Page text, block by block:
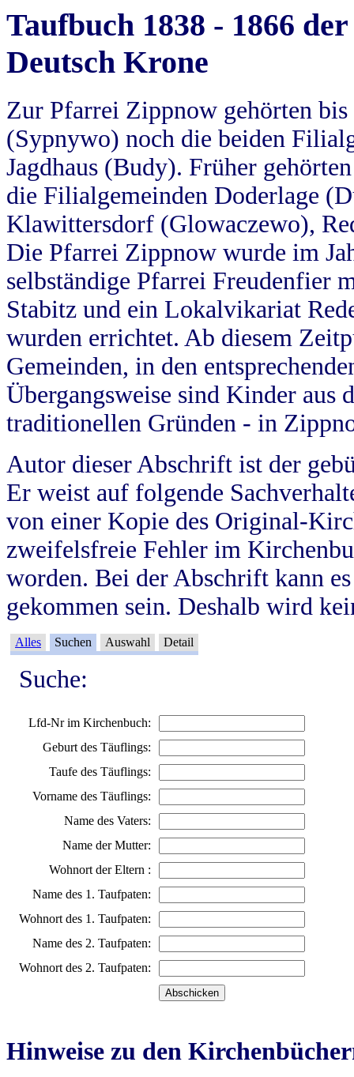
Taufbuch 1838 - 1866
Deutsch Krone
Zur Pfarrei Zippnow gehörten
(Sypnywo) noch die beiden
Jagdhaus (Budy). Früher
die Filialgemeinden Doderlage
Klawittersdorf (Glowaczewo),
Die Pfarrei Zippnow wurde im
selbständige Pfarrei Freudenfier
Stabitz und ein Lokalvikariat
wurden errichtet. Ab diesem
Gemeinden, in den
Übergangsweise sind Kinder aus
traditionellen Gründen - in
Autor dieser Abschrift ist der
Er weist auf folgende
von einer Kopie des Original-
zweifelsfreie Fehler im
worden. Bei der Abschrift kann
gekommen sein. Deshalb wird
Alles Suchen Auswahl Detail
Suche:
Lfd-Nr im Kirchenbuch:
Geburt des Täuflings:
Taufe des Täuflings:
Vorname des Täuflings:
Name des Vaters:
Name der Mutter:
Wohnort der Eltern :
Name des 1. Taufpaten:
Wohnort des 1. Taufpaten:
Name des 2. Taufpaten:
Wohnort des 2. Taufpaten:
Hinweise zu den